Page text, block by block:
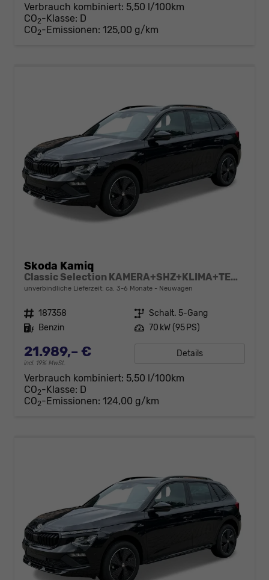
Verbrauch kombiniert: 5,50 l/100km
CO2-Klasse: D
CO2-Emissionen: 125,00 g/km
Skoda Kamiq
Classic Selection KAMERA+SHZ+KLIMA+TEMPOMAT+LED+16" LM
unverbindliche Lieferzeit: ca. 3-6 Monate Neuwagen
Fahrzeugnr. 187358 Getriebe Schalt. 5-Gang
Kraftstoff Benzin Leistung 70 kW (95 PS)
21.989,– €
incl. 19% MwSt.
Details
Verbrauch kombiniert: 5,50 l/100km
CO2-Klasse: D
CO2-Emissionen: 124,00 g/km